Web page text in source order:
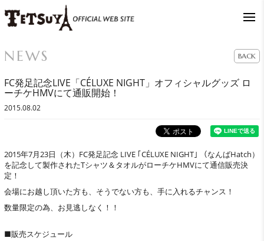
NEWS BACK
FC発足記念LIVE「CÉLUXE NIGHT」オフィシャルグッズ ロ
ーチケHMVにて通販開始！
2015.08.02
2015年7月23日（木）FC発足記念 LIVE ｢CÉLUXE NIGHT｣ （なんばHatch）
を記念して製作されたTシャツ＆タオルがローチケHMVにて通信販売決
定！
会場にお越し頂いた方も、そうでない方も、手に入れるチャンス！
数量限定の為、お見逃しなく！！
■販売スケジュール